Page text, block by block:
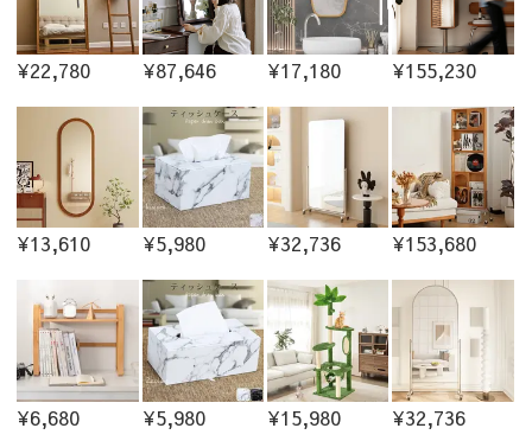
¥22,780 ¥87,646 ¥17,180 ¥155,230
¥13,610 ¥5,980 ¥32,736 ¥153,680
¥6,680 ¥5,980 ¥15,980 ¥32,736